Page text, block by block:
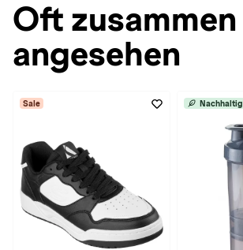
Oft zusammen
angesehen
Sale Nachhaltig